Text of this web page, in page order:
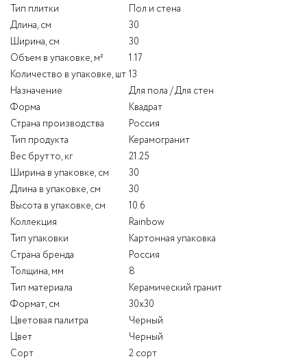
Тип плитки
Пол и стена
Длина, см
30
Ширина, см
30
Объем в упаковке, м²
1.17
Количество в упаковке, шт 13
Назначение
Для пола / Для стен
Форма
Квадрат
Страна производства
Россия
Тип продукта
Керамогранит
Вес брутто, кг
21.25
Ширина в упаковке, см
30
Длина в упаковке, см
30
Высота в упаковке, см
10.6
Коллекция
Rainbow
Тип упаковки
Картонная упаковка
Страна бренда
Россия
Толщина, мм
8
Тип материала
Керамический гранит
Формат, см
30x30
Цветовая палитра
Черный
Цвет
Черный
Сорт
2 сорт